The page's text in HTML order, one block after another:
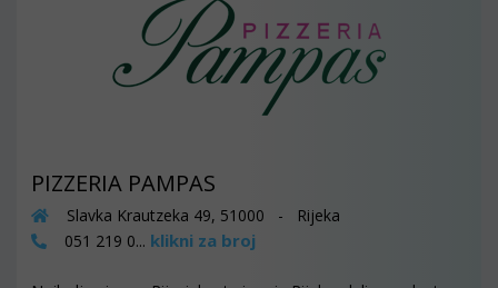
PIZZERIA PAMPAS
Slavka Krautzeka 49, 51000 - Rijeka
051 219 0... klikni za broj